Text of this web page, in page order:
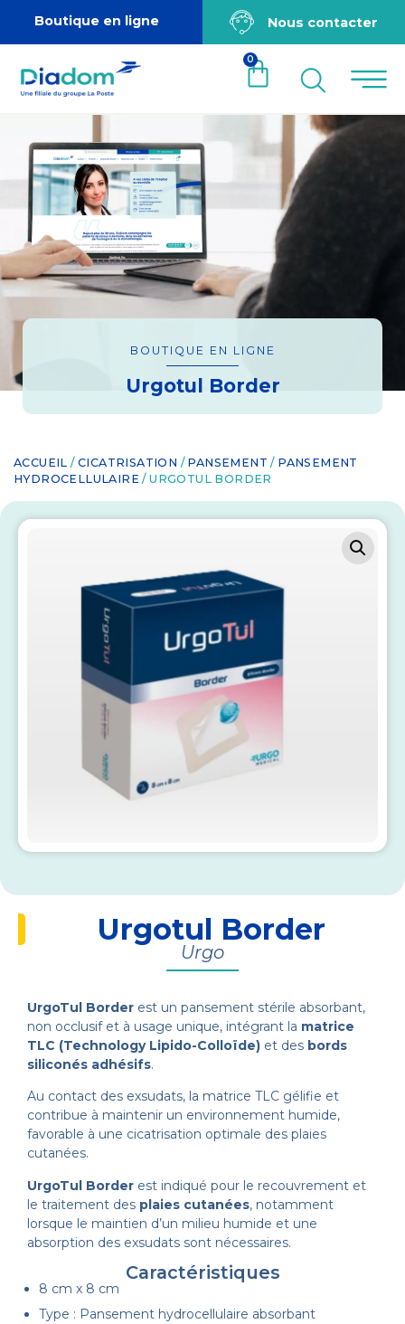
Boutique en ligne Nous contacter
0
BOUTIQUE EN LIGNE
Urgotul Border
ACCUEIL /CICATRISATION / PANSEMENT / PANSEMENT
HYDROCELLULAIRE / URGOTUL BORDER
Urgotul Border
Urgo
UrgoTul Border est un pansement stérile absorbant,
non occlusif et à usage unique, intégrant la matrice
TLC (Technology Lipido-Colloïde) et des bords
siliconés adhésifs.
Au contact des exsudats, la matrice TLC gélifie et
contribue à maintenir un environnement humide,
favorable à une cicatrisation optimale des plaies
cutanées.
UrgoTul Border est indiqué pour le recouvrement et
le traitement des plaies cutanées, notamment
lorsque le maintien d’un milieu humide et une
absorption des exsudats sont nécessaires.
Caractéristiques
8 cm x 8 cm
Type : Pansement hydrocellulaire absorbant